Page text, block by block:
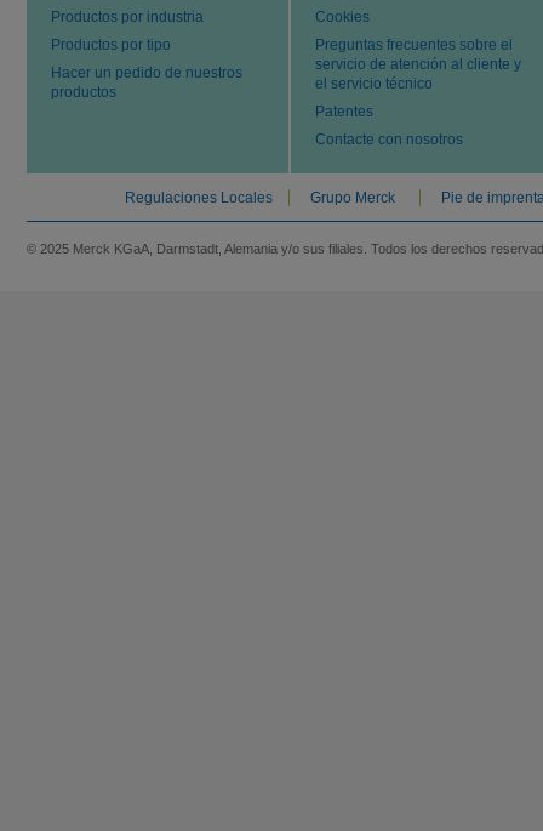
Productos por industria
Productos por tipo
Hacer un pedido de nuestros
productos
Cookies
Preguntas frecuentes sobre el
servicio de atención al cliente y
el servicio técnico
Patentes
Contacte con nosotros
Regulaciones Locales Grupo Merck Pie de
© 2025 Merck KGaA, Darmstadt, Alemania y/o sus filiales. Todos los derechos